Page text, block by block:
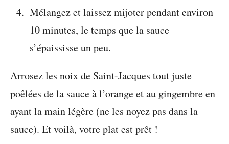
Mélangez et laissez mijoter pendant environ
10 minutes, le temps que la sauce
s’épaississe un peu.
Arrosez les noix de Saint-Jacques tout juste
poêlées de la sauce à l’orange et au gingembre en
ayant la main légère (ne les noyez pas dans la
sauce). Et voilà, votre plat est prêt !